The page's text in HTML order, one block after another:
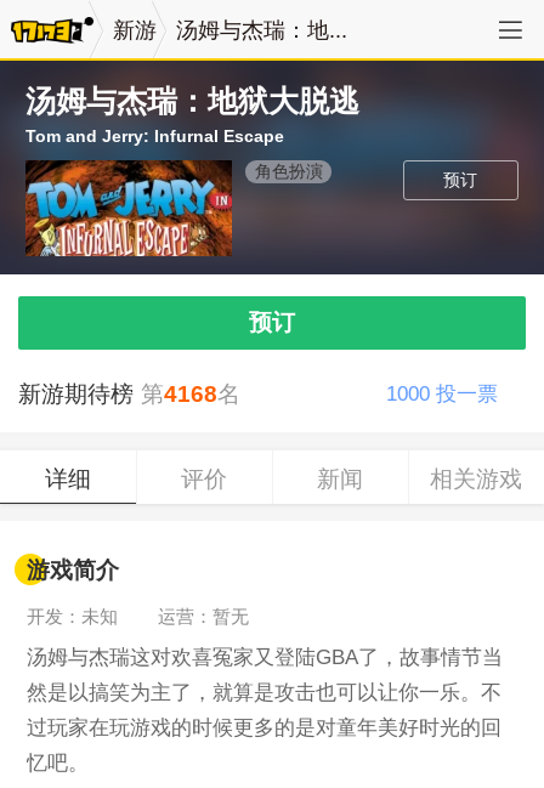
新游 汤姆与杰瑞：地...
汤姆与杰瑞：地狱大脱逃
Tom and Jerry: Infurnal Escape
预订
角色扮演
预订
新游期待榜 第4168名 1000 投一票
详细 评价 新闻 相关游戏
游戏简介
开发：未知 运营：暂无
汤姆与杰瑞这对欢喜冤家又登陆GBA了，故事情节当
然是以搞笑为主了，就算是攻击也可以让你一乐。不
过玩家在玩游戏的时候更多的是对童年美好时光的回
忆吧。